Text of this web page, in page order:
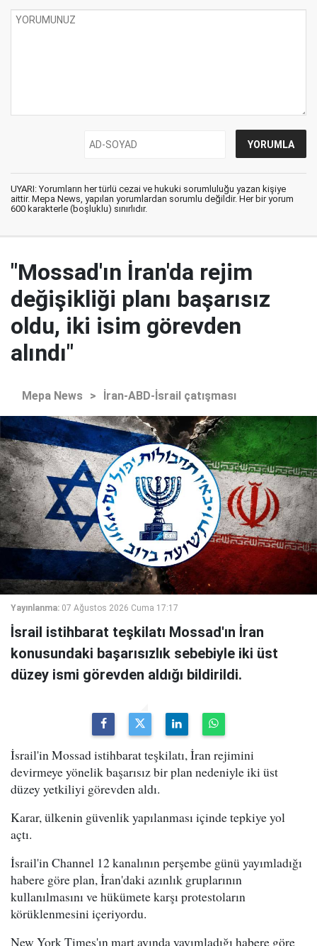
UYARI: Yorumların her türlü cezai ve hukuki sorumluluğu yazan kişiye
aittir. Mepa News, yapılan yorumlardan sorumlu değildir. Her bir yorum
600 karakterle (boşluklu) sınırlıdır.
"Mossad'ın İran'da rejim
değişikliği planı başarısız
oldu, iki isim görevden
alındı"
Mepa News > İran-ABD-İsrail çatışması
Yayınlanma: 07 Ağustos 2026 Cuma 17:17
İsrail istihbarat teşkilatı Mossad'ın İran
konusundaki başarısızlık sebebiyle iki üst
düzey ismi görevden aldığı bildirildi.
İsrail'in Mossad istihbarat teşkilatı, İran rejimini
devirmeye yönelik başarısız bir plan nedeniyle iki üst
düzey yetkiliyi görevden aldı.
Karar, ülkenin güvenlik yapılanması içinde tepkiye yol
açtı.
İsrail'in Channel 12 kanalının perşembe günü yayımladığı
habere göre plan, İran'daki azınlık gruplarının
kullanılmasını ve hükümete karşı protestoların
körüklenmesini içeriyordu.
New York Times'ın mart ayında yayımladığı habere göre